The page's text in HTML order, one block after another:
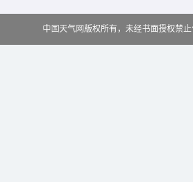
中国天气网版权所有，未经书面授权